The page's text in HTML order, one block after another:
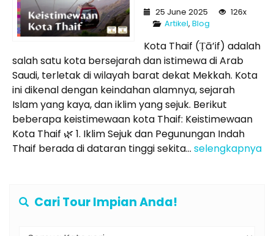
25 June 2025
126x
Artikel, Blog
Kota Thaif (Ṭā’if) adalah
salah satu kota bersejarah dan istimewa di Arab
Saudi, terletak di wilayah barat dekat Mekkah. Kota
ini dikenal dengan keindahan alamnya, sejarah
Islam yang kaya, dan iklim yang sejuk. Berikut
beberapa keistimewaan kota Thaif: Keistimewaan
Kota Thaif 🌿 1. Iklim Sejuk dan Pegunungan Indah
Thaif berada di dataran tinggi sekita... selengkapnya
Cari Tour Impian Anda!